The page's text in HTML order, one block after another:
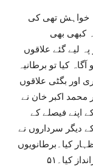
خواہش تھی کی
کبھی بھی
لیے گئے علاقوں
کیا تو برطانیہ
اور بگٹی علاقوں
محمد اکبر خان نے
اپنے فیصلے کے
دیگر سرداروں نے
کیا۔برطانویوں
کیا۔۵۱